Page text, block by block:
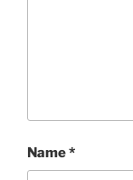
Name*